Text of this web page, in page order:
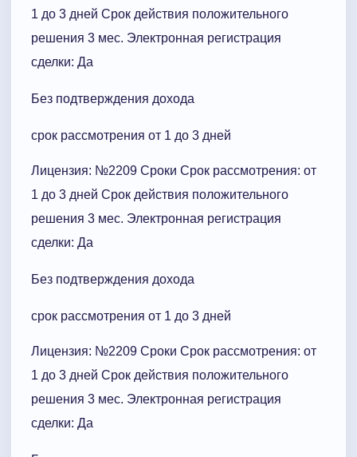
1 до 3 дней Срок действия положительного
решения 3 мес. Электронная регистрация
сделки: Да
Без подтверждения дохода
срок рассмотрения от 1 до 3 дней
Лицензия: №2209 Сроки Cрок рассмотрения: от
1 до 3 дней Срок действия положительного
решения 3 мес. Электронная регистрация
сделки: Да
Без подтверждения дохода
срок рассмотрения от 1 до 3 дней
Лицензия: №2209 Сроки Cрок рассмотрения: от
1 до 3 дней Срок действия положительного
решения 3 мес. Электронная регистрация
сделки: Да